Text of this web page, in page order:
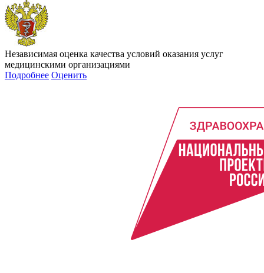
Независимая оценка качества условий оказания услуг
медицинскими организациями
Подробнее Оценить